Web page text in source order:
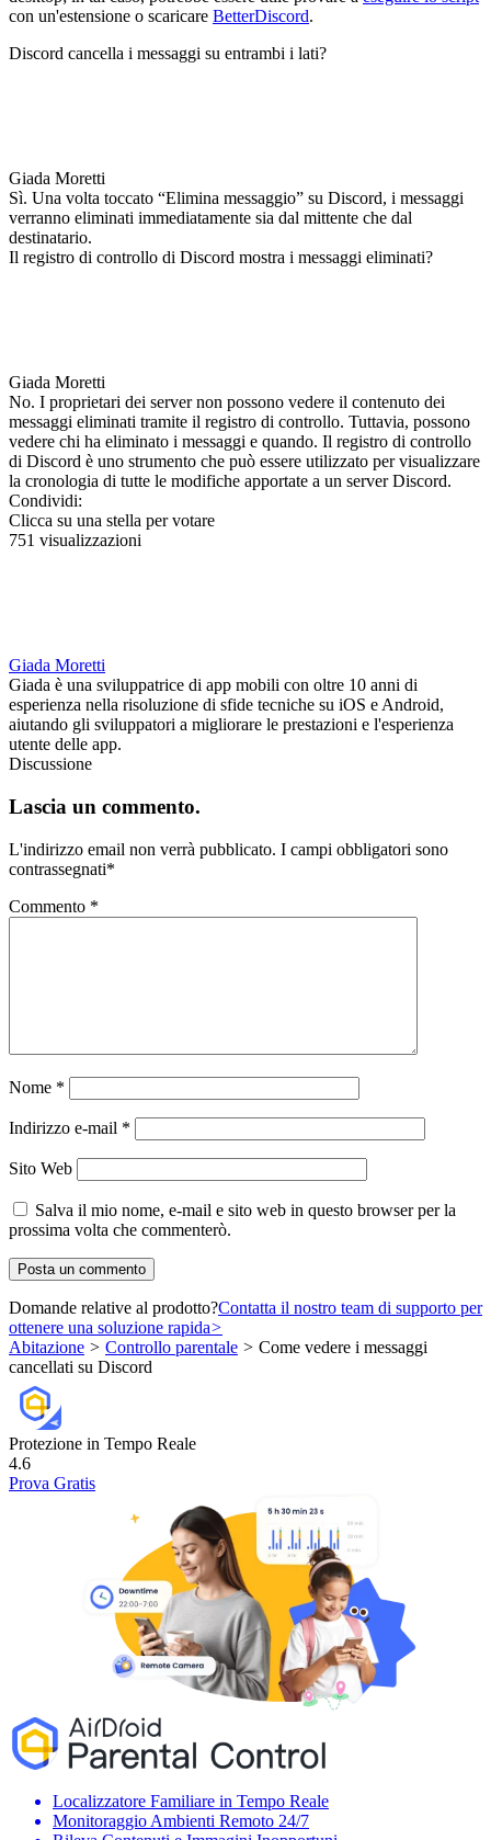
con un'estensione o scaricare BetterDiscord.
Discord cancella i messaggi su entrambi i lati?
Giada Moretti
Sì. Una volta toccato “Elimina messaggio” su Discord, i messaggi
verranno eliminati immediatamente sia dal mittente che dal
destinatario.
Il registro di controllo di Discord mostra i messaggi eliminati?
Giada Moretti
No. I proprietari dei server non possono vedere il contenuto dei
messaggi eliminati tramite il registro di controllo. Tuttavia, possono
vedere chi ha eliminato i messaggi e quando. Il registro di controllo
di Discord è uno strumento che può essere utilizzato per visualizzare
la cronologia di tutte le modifiche apportate a un server Discord.
Condividi:
Clicca su una stella per votare
751 visualizzazioni
Giada Moretti
Giada è una sviluppatrice di app mobili con oltre 10 anni di
esperienza nella risoluzione di sfide tecniche su iOS e Android,
aiutando gli sviluppatori a migliorare le prestazioni e l'esperienza
utente delle app.
Discussione
Lascia un commento.
L'indirizzo email non verrà pubblicato. I campi obbligatori sono
contrassegnati*
Commento *
Nome *
Indirizzo e-mail *
Sito Web
Salva il mio nome, e-mail e sito web in questo browser per la
prossima volta che commenterò.
Domande relative al prodotto?Contatta il nostro team di supporto per
ottenere una soluzione rapida>
Abitazione > Controllo parentale > Come vedere i messaggi
cancellati su Discord
Protezione in Tempo Reale
4.6
Prova Gratis
Localizzatore Familiare in Tempo Reale
Monitoraggio Ambienti Remoto 24/7